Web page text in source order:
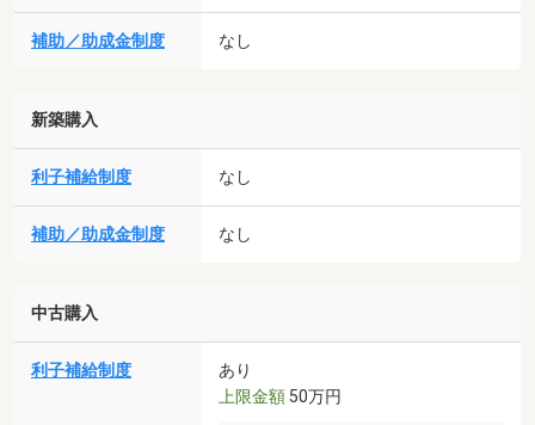
補助／助成金制度 なし
新築購入
利子補給制度 なし
補助／助成金制度 なし
中古購入
利子補給制度
あり
上限金額 50万円